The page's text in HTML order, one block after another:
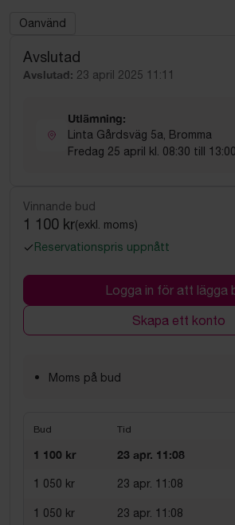
Oanvänd
Avslutad
Avslutad: 23 april 2025 11:11
Utlämning:
Linta Gårdsväg 5a, Bromma
Fredag 25 april kl. 08:30 till 13:00
Vinnande bud
1 100 kr(exkl. moms)
Reservationspris uppnått
Logga in för att lägga
Skapa ett konto
Moms på bud
Bud Tid
1 100 kr 23 apr. 11:08
1 050 kr 23 apr. 11:08
1 050 kr 23 apr. 11:08